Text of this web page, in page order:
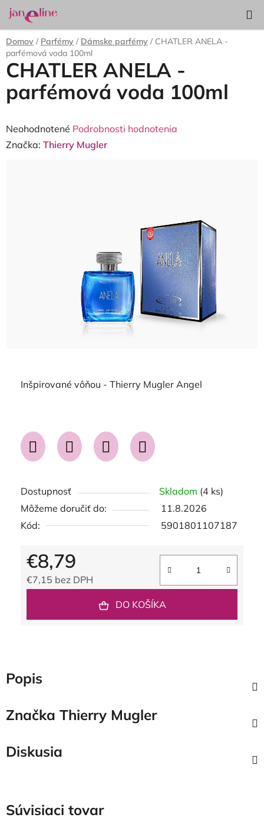
Prejsť
na
obsah
KOŠÍK
Domov / Parfémy / Dámske parfémy / CHATLER ANELA -
parfémová voda 100ml
Inšpirované vôňou - Thierry Mugler Angel
Dostupnosť Skladom (4 ks)
Môžeme doručiť do:
11.8.2026
Kód:
5901801107187
€8,79
€7,15 bez DPH
DO KOŠÍKA
CHATLER ANELA -
parfémová voda 100ml
Priemerné
hodnotenie
Neohodnotené Podrobnosti hodnotenia
Značka: Thierry Mugler
Popis
Značka Thierry Mugler
Diskusia
Súvisiaci tovar